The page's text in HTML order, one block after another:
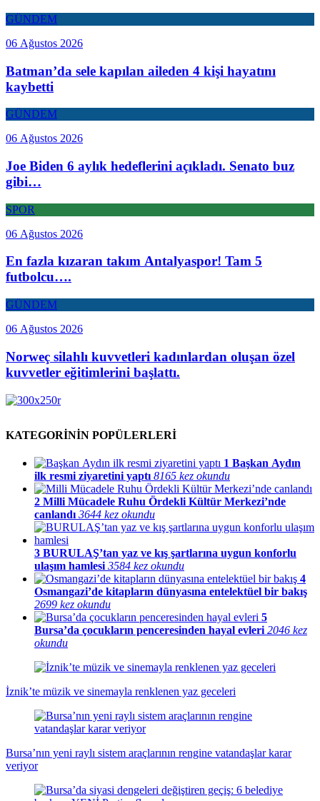
GÜNDEM
06 Ağustos 2026
Batman’da sele kapılan aileden 4 kişi hayatını
kaybetti
GÜNDEM
06 Ağustos 2026
Joe Biden 6 aylık hedeflerini açıkladı. Senato buz
gibi…
SPOR
06 Ağustos 2026
En fazla kızaran takım Antalyaspor! Tam 5
futbolcu….
GÜNDEM
06 Ağustos 2026
Norweç silahlı kuvvetleri kadınlardan oluşan özel
kuvvetler eğitimlerini başlattı.
KATEGORİNİN POPÜLERLERİ
1 Başkan Aydın
ilk resmi ziyaretini yaptı 8165 kez okundu
2 Milli Mücadele Ruhu Ördekli Kültür Merkezi’nde
canlandı 3644 kez okundu
3 BURULAŞ’tan yaz ve kış şartlarına uygun konforlu
ulaşım hamlesi 3584 kez okundu
4
Osmangazi’de kitapların dünyasına entelektüel bir bakış
2699 kez okundu
5
Bursa’da çocukların penceresinden hayal evleri 2046 kez
okundu
İznik’te müzik ve sinemayla renklenen yaz geceleri
Bursa’nın yeni raylı sistem araçlarının rengine vatandaşlar karar
veriyor